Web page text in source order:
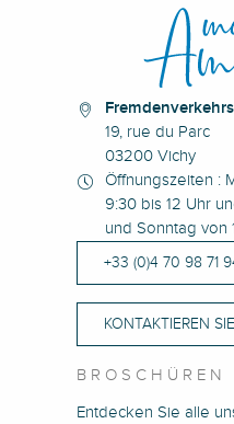
19, rue du Parc
03200 Vichy
Öffnungszeiten :
9:30 bis 12 Uhr
und Sonntag von
+33 (0)4 70 98 71
KONTAKTIEREN
BROSCHÜREN
Entdecken Sie alle